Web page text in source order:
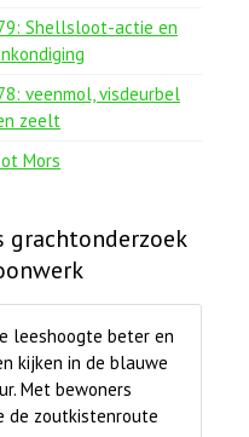
Shellsloot-actie en
veenmol, visdeurbel
zeelt
Mors
grachtonderzoek
leeshoogte beter en
kijken in de blauwe
Met bewoners
de zoutkistenroute